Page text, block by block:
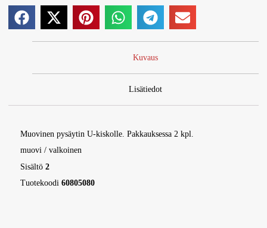
Kuvaus
Lisätiedot
Muovinen pysäytin U-kiskolle. Pakkauksessa 2 kpl.
muovi / valkoinen
Sisältö2
Tuotekoodi60805080